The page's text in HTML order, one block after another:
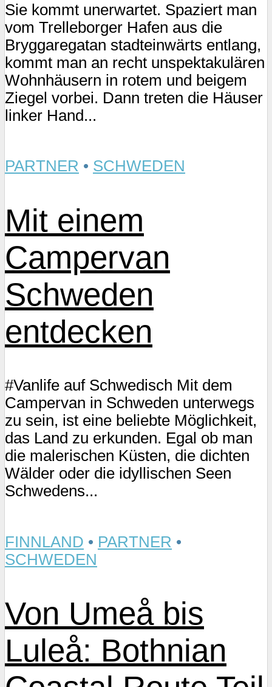
Sie kommt unerwartet. Spaziert man
vom Trelleborger Hafen aus die
Bryggaregatan stadteinwärts entlang,
kommt man an recht unspektakulären
Wohnhäusern in rotem und beigem
Ziegel vorbei. Dann treten die Häuser
linker Hand...
PARTNER • SCHWEDEN
Mit einem
Campervan
Schweden
entdecken
#Vanlife auf Schwedisch Mit dem
Campervan in Schweden unterwegs
zu sein, ist eine beliebte Möglichkeit,
das Land zu erkunden. Egal ob man
die malerischen Küsten, die dichten
Wälder oder die idyllischen Seen
Schwedens...
FINNLAND • PARTNER •
SCHWEDEN
Von Umeå bis
Luleå: Bothnian